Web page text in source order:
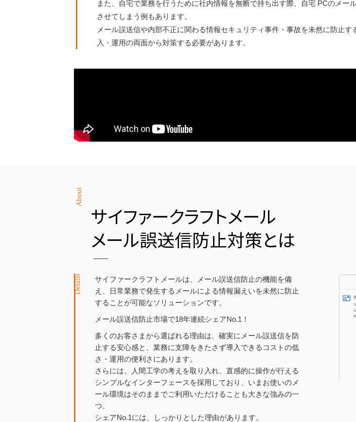
また、自宅で業務を行うために社内情報を無断で持ち出す際、自宅 PCのメ
させてしまう例もあります。
メール誤送信や内部不正に関わる情報セキュリティ事件・事故を未然に防止
入・運用の両面から対策する必要があります。
サイファークラフトメール
メール誤送信防止対策とは
About
Details
サイファークラフトメールは、メール誤送信防止の機能を備
え、日常業務で発生するメールによる情報漏えいを未然に防止
することが可能なソリューションです。
メール誤送信防止市場で18年連続シェアNo.1！
多くのお客さまから選ばれる理由は、確実にメール誤送信を防
止する安心感と、業務に支障をきたさず導入できるコストの低
さ・運用の便利さにあります。
さらには、人間工学の考えを取り入れ、直感的に操作が行える
シンプルなインターフェースを採用しており、いまお使いのメ
ール環境はそのままでご利用いただけることも大きな強みの一
つ。
シェアNo.1には、しっかりとした理由があります。